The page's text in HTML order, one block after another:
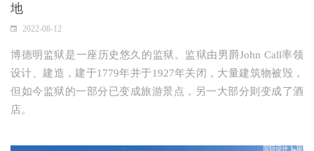
地
2022-08-12
博德明监狱是一座历史悠久的监狱。监狱由男爵John Call率领
设计、建造，建于1779年并于1927年关闭，大量建筑物被毁，
但如今监狱的一部分已变成旅游景点，另一大部分则变成了酒
店。